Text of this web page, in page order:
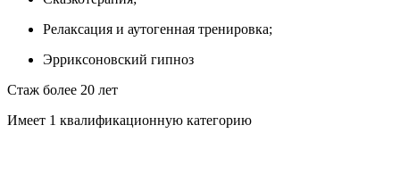
Релаксация и аутогенная тренировка;
Эрриксоновский гипноз
Стаж более 20 лет
Имеет 1 квалификационную категорию